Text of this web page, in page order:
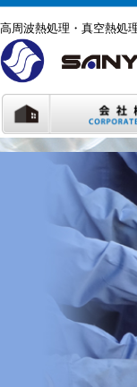
高周波熱処理・真空熱処